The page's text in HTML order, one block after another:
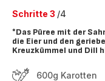
Schritte 3 /4
*Das Püree mit der
die Eier und den
Kreuzkümmel und Dill
600g Karotten